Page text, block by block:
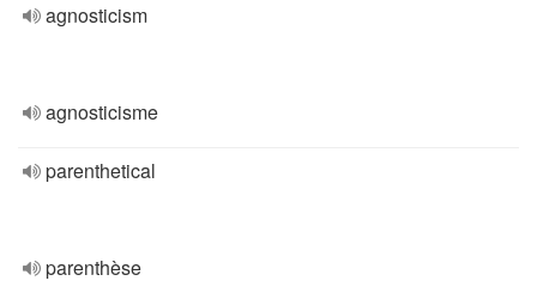
agnosticism
agnosticisme
parenthetical
parenthèse